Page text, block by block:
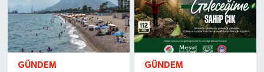
GÜNDEM GÜNDEM